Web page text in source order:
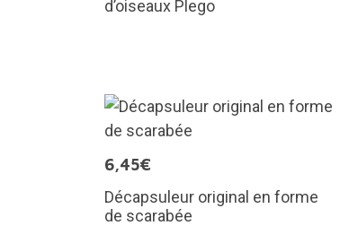
d’oiseaux Plego
6,45€
Décapsuleur original en forme
de scarabée